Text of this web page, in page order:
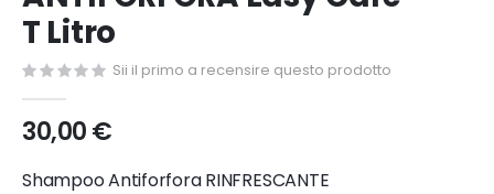
di
immagini
T Litro
Sii il primo a recensire questo prodotto
30,00 €
Shampoo Antiforfora RINFRESCANTE